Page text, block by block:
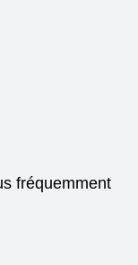
fréquemment